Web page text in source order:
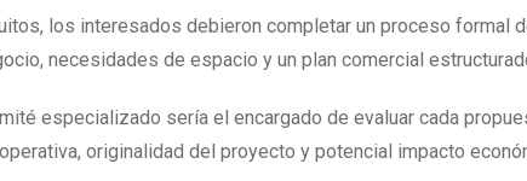
los interesados debieron completar un proceso formal
necesidades de espacio y un plan comercial
especializado sería el encargado de evaluar cada
originalidad del proyecto y potencial impacto